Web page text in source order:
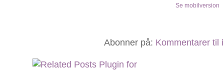
Se mobilversion
Abonner på: Kommentarer til